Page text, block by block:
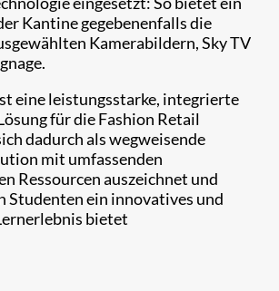
Kantine gegebenenfalls die
Kamerabildern, Sky TV
eine leistungsstarke, integrierte
für die Fashion Retail
dadurch als wegweisende
mit umfassenden
Ressourcen auszeichnet und
Studenten ein innovatives und
bietet